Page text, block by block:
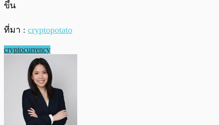
ขึ้น
ที่มา : cryptopotato
cryptocurrency